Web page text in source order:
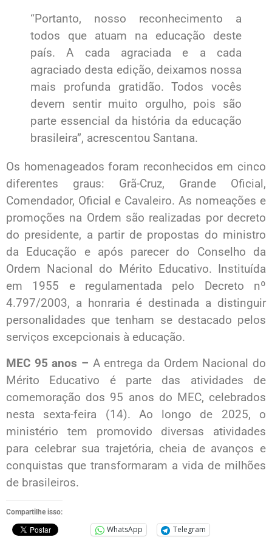
“Portanto, nosso reconhecimento a
todos que atuam na educação deste
país. A cada agraciada e a cada
agraciado desta edição, deixamos nossa
mais profunda gratidão. Todos vocês
devem sentir muito orgulho, pois são
parte essencial da história da educação
brasileira”, acrescentou Santana.
Os homenageados foram reconhecidos em cinco
diferentes graus: Grã-Cruz, Grande Oficial,
Comendador, Oficial e Cavaleiro. As nomeações e
promoções na Ordem são realizadas por decreto
do presidente, a partir de propostas do ministro
da Educação e após parecer do Conselho da
Ordem Nacional do Mérito Educativo. Instituída
em 1955 e regulamentada pelo Decreto nº
4.797/2003, a honraria é destinada a distinguir
personalidades que tenham se destacado pelos
serviços excepcionais à educação.
MEC 95 anos – A entrega da Ordem Nacional do
Mérito Educativo é parte das atividades de
comemoração dos 95 anos do MEC, celebrados
nesta sexta-feira (14). Ao longo de 2025, o
ministério tem promovido diversas atividades
para celebrar sua trajetória, cheia de avanços e
conquistas que transformaram a vida de milhões
de brasileiros.
Compartilhe isso:
WhatsApp Telegram